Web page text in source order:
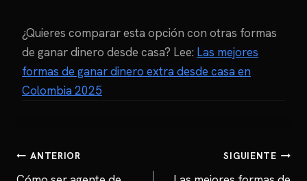
¿Quieres comparar esta opción con otras formas
de ganar dinero desde casa? Lee: Las mejores
formas de ganar dinero extra desde casa en
Colombia 2025
Navegación
ANTERIOR SIGUIENTE